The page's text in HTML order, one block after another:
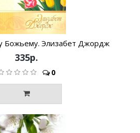
Божьему. Элизабет Джордж
335р.
0